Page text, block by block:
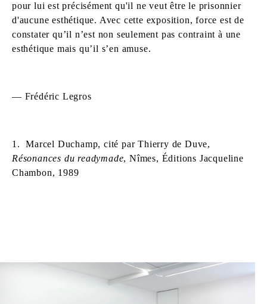
pour lui est précisément qu'il ne veut être le prisonnier
d'aucune esthétique. Avec cette exposition, force est de
constater qu’il n’est non seulement pas contraint à une
esthétique mais qu’il s’en amuse.
— Frédéric Legros
1. Marcel Duchamp, cité par Thierry de Duve,
Résonances du readymade, Nîmes, Éditions Jacqueline
Chambon, 1989